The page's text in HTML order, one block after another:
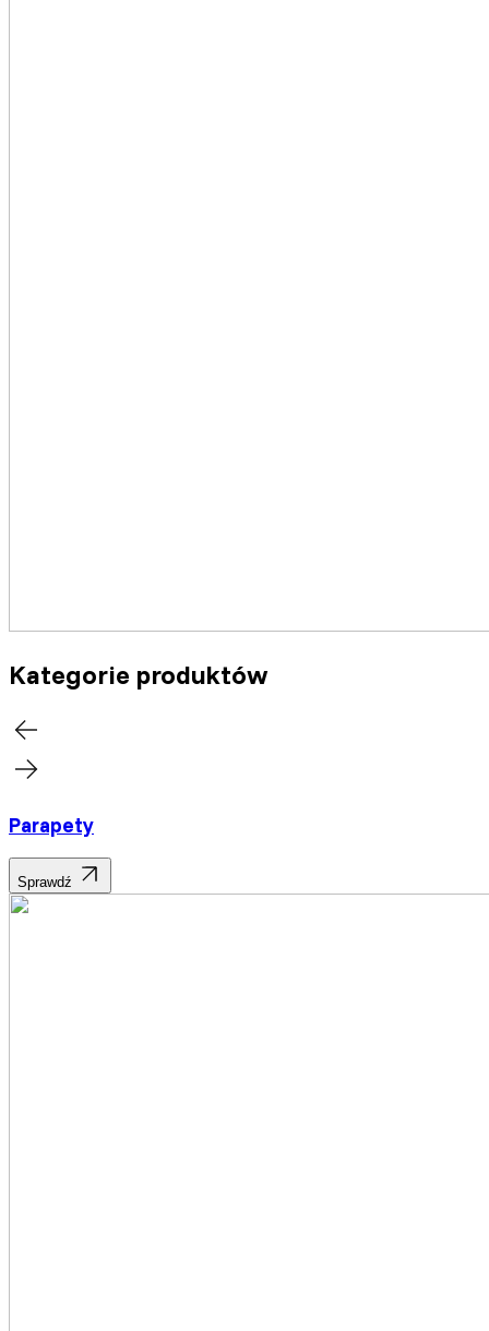
Kategorie produktów
Parapety
Sprawdź